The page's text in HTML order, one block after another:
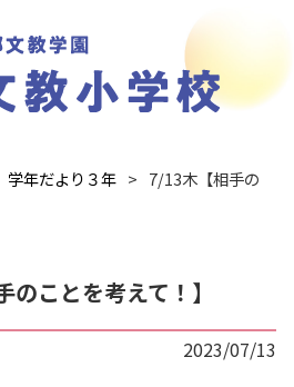
学年だより３年
7/13木【相手の
ことを考えて！】
2023/07/13